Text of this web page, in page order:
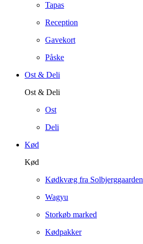
Tapas
Reception
Gavekort
Påske
Ost & Deli
Ost & Deli
Ost
Deli
Kød
Kød
Kødkvæg fra Solbjerggaarden
Wagyu
Storkøb marked
Kødpakker